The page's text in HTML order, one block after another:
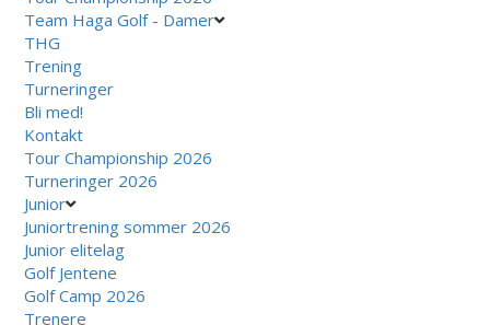
Team Haga Golf - Damer
THG
Trening
Turneringer
Bli med!
Kontakt
Tour Championship 2026
Turneringer 2026
Junior
Juniortrening sommer 2026
Junior elitelag
Golf Jentene
Golf Camp 2026
Trenere